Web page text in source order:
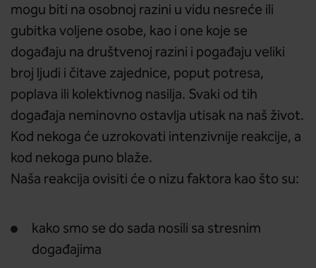
mogu biti na osobnoj razini u vidu nesreće ili
gubitka voljene osobe, kao i one koje se
događaju na društvenoj razini i pogađaju veliki
broj ljudi i čitave zajednice, poput potresa,
poplava ili kolektivnog nasilja. Svaki od tih
događaja neminovno ostavlja utisak na naš život.
Kod nekoga će uzrokovati intenzivnije reakcije, a
kod nekoga puno blaže.
Naša reakcija ovisiti će o nizu faktora kao što su:
kako smo se do sada nosili sa stresnim
događajima